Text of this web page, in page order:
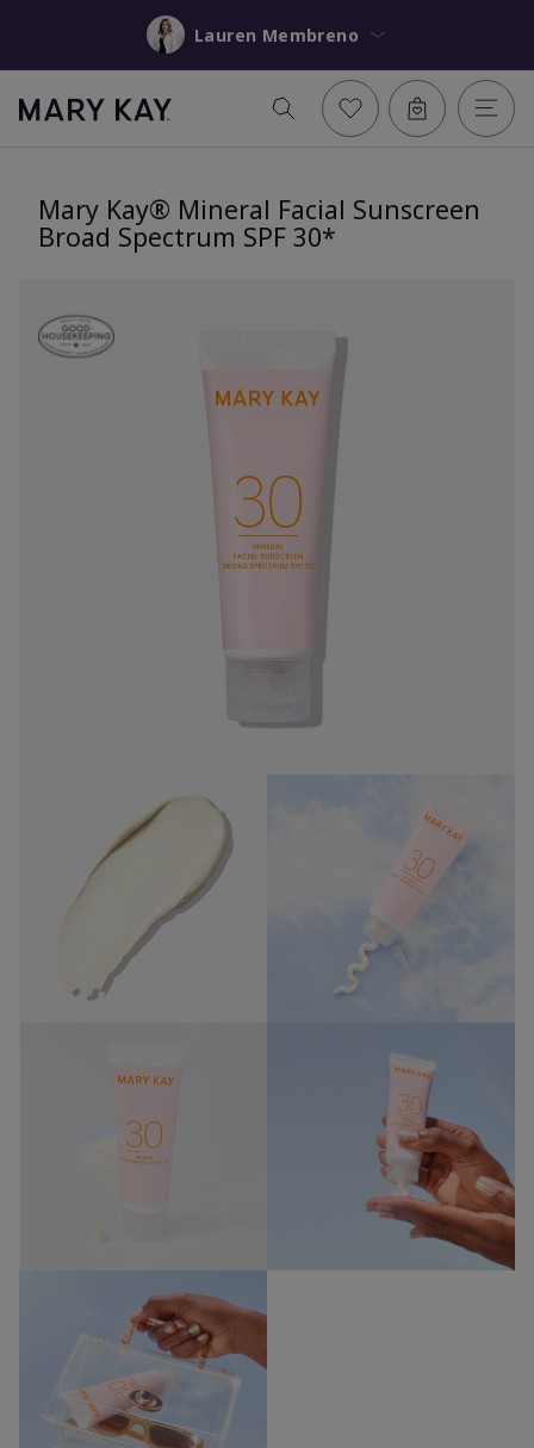
Lauren Membreno
Mary Kay® Mineral Facial Sunscreen
Broad Spectrum SPF 30*